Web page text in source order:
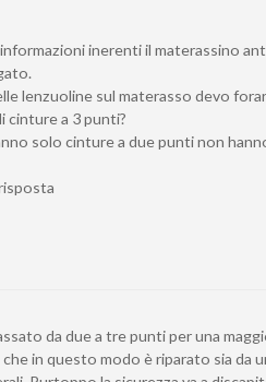
inerenti il materassino
lenzuoline sul materasso devo
cinture a 3 punti?
solo cinture a due punti non
da due a tre punti per una
in questo modo è riparato sia da